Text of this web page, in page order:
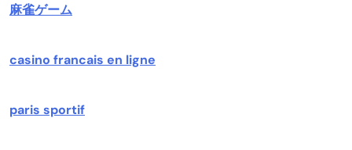
麻雀ゲーム
casino francais en ligne
paris sportif